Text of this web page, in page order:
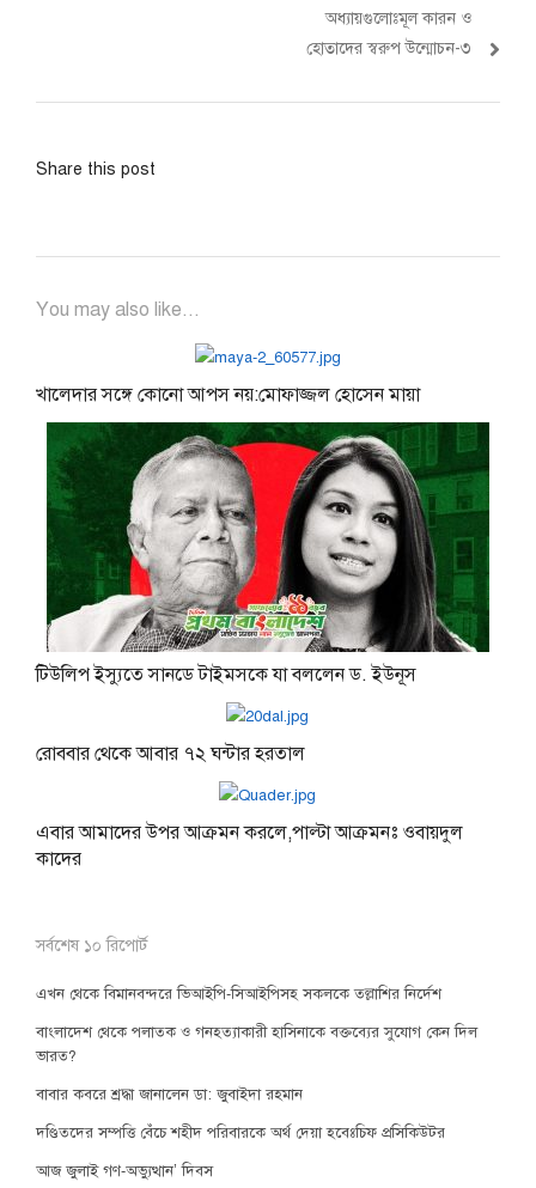
অধ্যায়গুলোঃমূল কারন ও
হোতাদের স্বরুপ উন্মোচন-৩
Share this post
You may also like...
খালেদার সঙ্গে কোনো আপস নয়:মোফাজ্জল হোসেন মায়া
টিউলিপ ইস্যুতে সানডে টাইমসকে যা বললেন ড. ইউনূস
রোববার থেকে আবার ৭২ ঘন্টার হরতাল
এবার আমাদের উপর আক্রমন করলে,পাল্টা আক্রমনঃ ওবায়দুল
কাদের
সর্বশেষ ১০ রিপোর্ট
এখন থেকে বিমানবন্দরে ভিআইপি-সিআইপিসহ সকলকে তল্লাশির নির্দেশ
বাংলাদেশ থেকে পলাতক ও গনহত্যাকারী হাসিনাকে বক্তব্যের সুযোগ কেন দিল
ভারত?
বাবার কবরে শ্রদ্ধা জানালেন ডা: জুবাইদা রহমান
দণ্ডিতদের সম্পত্তি বেঁচে শহীদ পরিবারকে অর্থ দেয়া হবেঃচিফ প্রসিকিউটর
আজ জুলাই গণ-অভ্যুত্থান’ দিবস